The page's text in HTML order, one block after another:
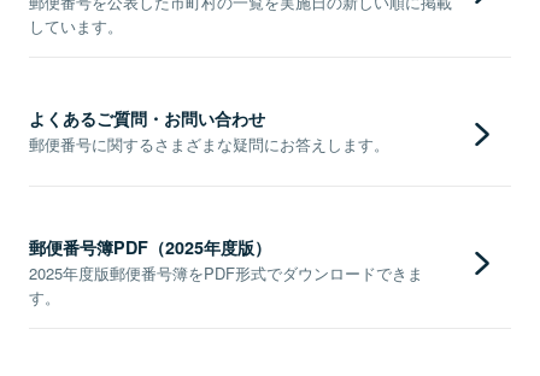
しています。
よくあるご質問・お問い合わせ
郵便番号に関するさまざまな疑問にお答えします。
郵便番号簿PDF（2025年度版）
2025年度版郵便番号簿をPDF形式でダウンロードできま
す。